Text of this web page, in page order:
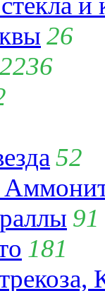
26
2236
52
91
181